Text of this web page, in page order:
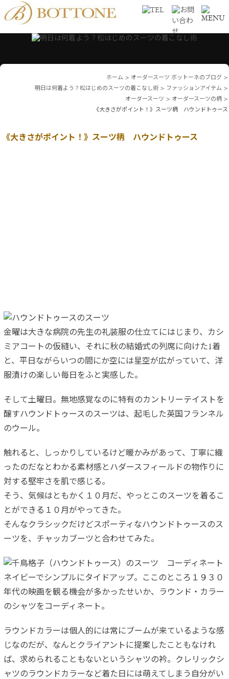
ホーム > オーダースーツ ボットーネのブログ >
明日は何着よう？松はじめのスーツの着こなし術 > ファッションアイテム >
オーダースーツ > オーダースーツの柄 >
《大きさがポイント！》スーツ柄 ハウンドトゥース
《大きさがポイント！》スーツ柄 ハウンドトゥース
金曜は大きな病院の先生の礼装服の仕立てにはじまり、カシ
ミアコートの仮縫い、それに秋の結婚式の列席に向けた1着
と、平日ながらいつの間にか空には星空が広がっていて、洋
服漬けの楽しい毎日をふと実感した。
そして土曜日。無地感覚なのに特有のカントリーテイストを
醸すハウンドトゥースのスーツは、起毛した英国フランネル
のウール。
触れると、しっかりしているけど暖かみがあって、丁寧に織
ったのだなとわかる素材感とハダースフィールドの物作りに
対する堅牢さを肌で感じる。
そう、気候はともかく１０月だ、やっとこのスーツを着るこ
とができる１０月がやってきた。
そんなクラシックだけどスポーティなハウンドトゥースのス
ーツを、チャッカブーツと合わせてみた。
ネイビーでシンプルにタイドアップ。ここのところ１９３０
年代の映画を観る機会が多かったせいか、ラウンド・カラー
のシャツをコーディネート。
ラウンドカラーは個人的には常にブームが来ているような感
じなのだが、なんとクライアントに提案したこともなけれ
ば、求められることもないというシャツの衿。クレリックシ
ャツのラウンドカラーなど着た日には萌えてしまう自分がい